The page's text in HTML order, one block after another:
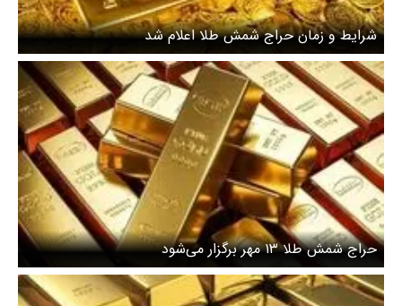
شرایط و زمان حراج شمش طلا اعلام شد
حراج شمش طلا ۱۳ مهر برگزار می‌شود